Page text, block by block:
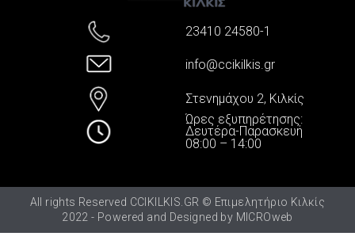
23410 24580-1
info@ccikilkis.gr
Στενημάχου 2, Κιλκίς
Ώρες εξυπηρέτησης:
Δευτέρα-Παρασκευή
08:00 – 14:00
All rights Reserved CCIKILKIS.GR © Επιμελητήριο Κιλκίς
2022 - Powered and Designed by MICROweb